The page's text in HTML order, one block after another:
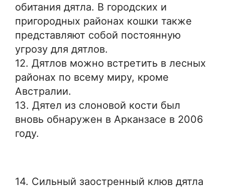
обитания дятла. В городских и
пригородных районах кошки также
представляют собой постоянную
угрозу для дятлов.
12. Дятлов можно встретить в лесных
районах по всему миру, кроме
Австралии.
13. Дятел из слоновой кости был
вновь обнаружен в Арканзасе в 2006
году.
14. Сильный заостренный клюв дятла